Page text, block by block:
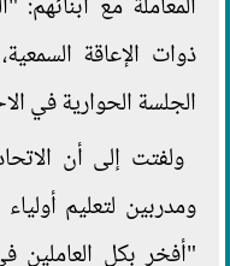
المعاملة مع أبنائهم:
ذوات الإعاقة
الجلسة الحوارية في
ولفتت إلى أن
ومدربين لتعليم
"أفخر بكل العاملين